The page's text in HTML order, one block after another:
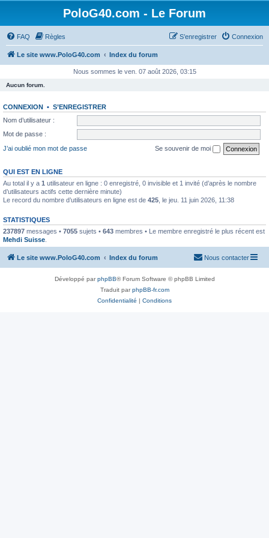
PoloG40.com - Le Forum
FAQ Règles Connexion
S’enregistrer
Le site www.PoloG40.com Index du forum
Nous sommes le ven. 07 août 2026, 03:15
Aucun forum.
CONNEXION • S’ENREGISTRER
Nom d’utilisateur :
Mot de passe :
J’ai oublié mon mot de passe
Se souvenir de moi
QUI EST EN LIGNE
Au total il y a 1 utilisateur en ligne : 0 enregistré, 0 invisible et 1 invité (d’après le nombre
d’utilisateurs actifs cette dernière minute)
Le record du nombre d’utilisateurs en ligne est de 425 , le jeu. 11 juin 2026, 11:38
STATISTIQUES
237897 messages • 7055 sujets • 643 membres • Le membre enregistré le plus récent est
Mehdi Suisse
Le site www.PoloG40.com Index du forum Nous contacter
Développé parphpBB® Forum Software © phpBB Limited
Traduit parphpBB-fr.com
Confidentialité | Conditions